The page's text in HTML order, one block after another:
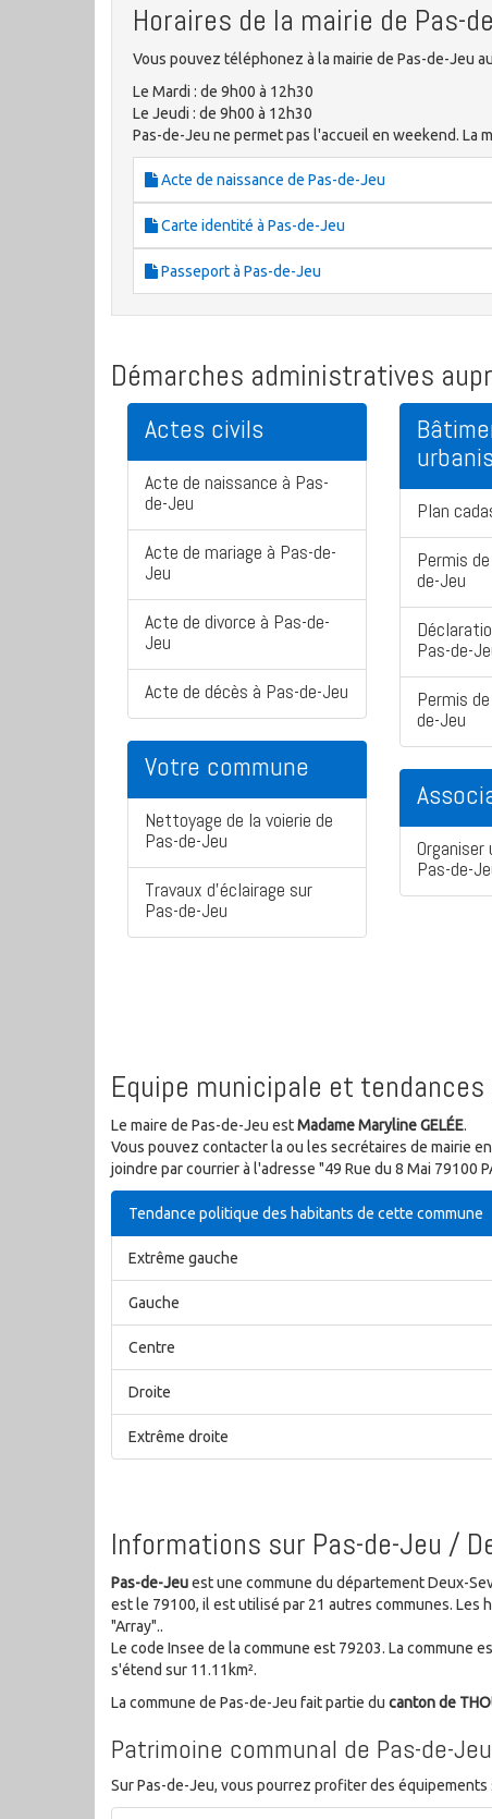
Horaires de la mairie de Pas-
Vous pouvez téléphonez à la mairie de Pas-de-Jeu
Le Mardi : de 9h00 à 12h30
Le Jeudi : de 9h00 à 12h30
Pas-de-Jeu ne permet pas l'accueil en weekend. La
Acte de naissance de Pas-de-Jeu
Carte identité à Pas-de-Jeu
Passeport à Pas-de-Jeu
Démarches administratives
Actes civils
Acte de naissance à Pas-
de-Jeu
Acte de mariage à Pas-de-
Jeu
Acte de divorce à Pas-de-
Jeu
Acte de décès à Pas-de-Jeu
Votre commune
Nettoyage de la voierie de
Pas-de-Jeu
Travaux d'éclairage sur
Pas-de-Jeu
Plan
Permis
de-Jeu
Pas-de-
Permis
de-Jeu
Organiser
Pas-de-
Equipe municipale et
Le maire de Pas-de-Jeu estMadame Maryline GELÉE.
Vous pouvez contacter la ou les secrétaires de mairie
joindre par courrier à l'adresse "49 Rue du 8 Mai 79100
Tendance politique des habitants de cette commune
Extrême gauche
Gauche
Centre
Droite
Extrême droite
Informations sur Pas-de-Jeu /
Pas-de-Jeuest une commune du département Deux-
est le 79100, il est utilisé par 21 autres communes. Les
"Array"..
Le code Insee de la commune est 79203. La commune
s'étend sur 11.11km².
La commune de Pas-de-Jeu fait partie du canton de
Patrimoine communal de Pas-de-Jeu
Sur Pas-de-Jeu, vous pourrez profiter des